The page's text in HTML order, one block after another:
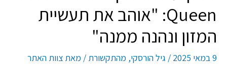
Queen: "אוהב את תעשיית
המזון ונהנה ממנה"
9 במאי 2025 / גיל הורסקי, מהתקשורת / מאת צוות האתר